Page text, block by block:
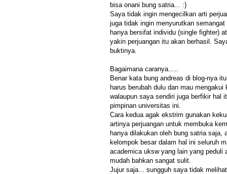
bisa onani bung satria... :)
Saya tidak ingin mengecilkan arti
juga tidak ingin menyurutkan
hanya bersifat individu (single fighter)
yakin perjuangan itu akan berhasil.
buktinya.
Bagaimana caranya.....
Benar kata bung andreas di blog-nya
harus berubah dulu dan mau
walaupun saya sendiri juga berfikir hal
pimpinan universitas ini.
Cara kedua agak ekstrim gunakan
artinya perjuangan untuk membuka
hanya dilakukan oleh bung satria saja,
kelompok besar dalam hal ini seluruh
academica uksw yang lain yang peduli
mudah bahkan sangat sulit.
Jujur saja... sungguh saya tidak